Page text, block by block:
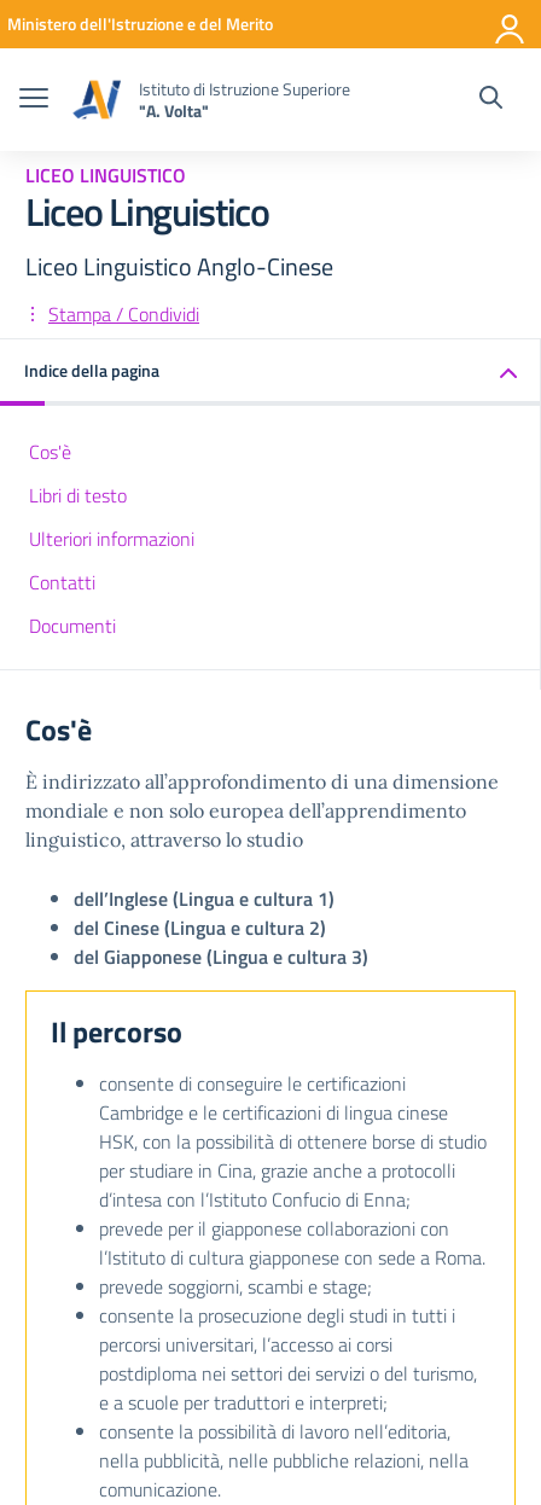
Vai ai contenuti
Vai al menu di navigazione
Vai al footer
Ministero dell'Istruzione e del Merito
Istituto di Istruzione Superiore
"A. Volta"
LICEO LINGUISTICO
Liceo Linguistico
Liceo Linguistico Anglo-Cinese
Stampa / Condividi
Indice della pagina
Cos'è
Libri di testo
Ulteriori informazioni
Contatti
Documenti
Cos'è
È indirizzato all’approfondimento di una dimensione
mondiale e non solo europea dell’apprendimento
linguistico, attraverso lo studio
dell’Inglese (Lingua e cultura 1)
del Cinese (Lingua e cultura 2)
del Giapponese (Lingua e cultura 3)
Il percorso
consente di conseguire le certificazioni
Cambridge e le certificazioni di lingua cinese
HSK, con la possibilità di ottenere borse di studio
per studiare in Cina, grazie anche a protocolli
d’intesa con l’Istituto Confucio di Enna;
prevede per il giapponese collaborazioni con
l’Istituto di cultura giapponese con sede a Roma.
prevede soggiorni, scambi e stage;
consente la prosecuzione degli studi in tutti i
percorsi universitari, l’accesso ai corsi
postdiploma nei settori dei servizi o del turismo,
e a scuole per traduttori e interpreti;
consente la possibilità di lavoro nell’editoria,
nella pubblicità, nelle pubbliche relazioni, nella
comunicazione.